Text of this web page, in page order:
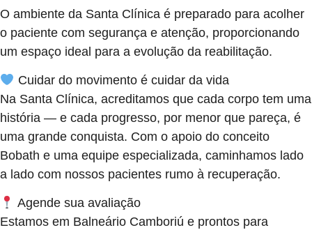
O ambiente da Santa Clínica é preparado para acolher
o paciente com segurança e atenção, proporcionando
um espaço ideal para a evolução da reabilitação.
Cuidar do movimento é cuidar da vida
Na Santa Clínica, acreditamos que cada corpo tem uma
história — e cada progresso, por menor que pareça, é
uma grande conquista. Com o apoio do conceito
Bobath e uma equipe especializada, caminhamos lado
a lado com nossos pacientes rumo à recuperação.
Agende sua avaliação
Estamos em Balneário Camboriú e prontos para